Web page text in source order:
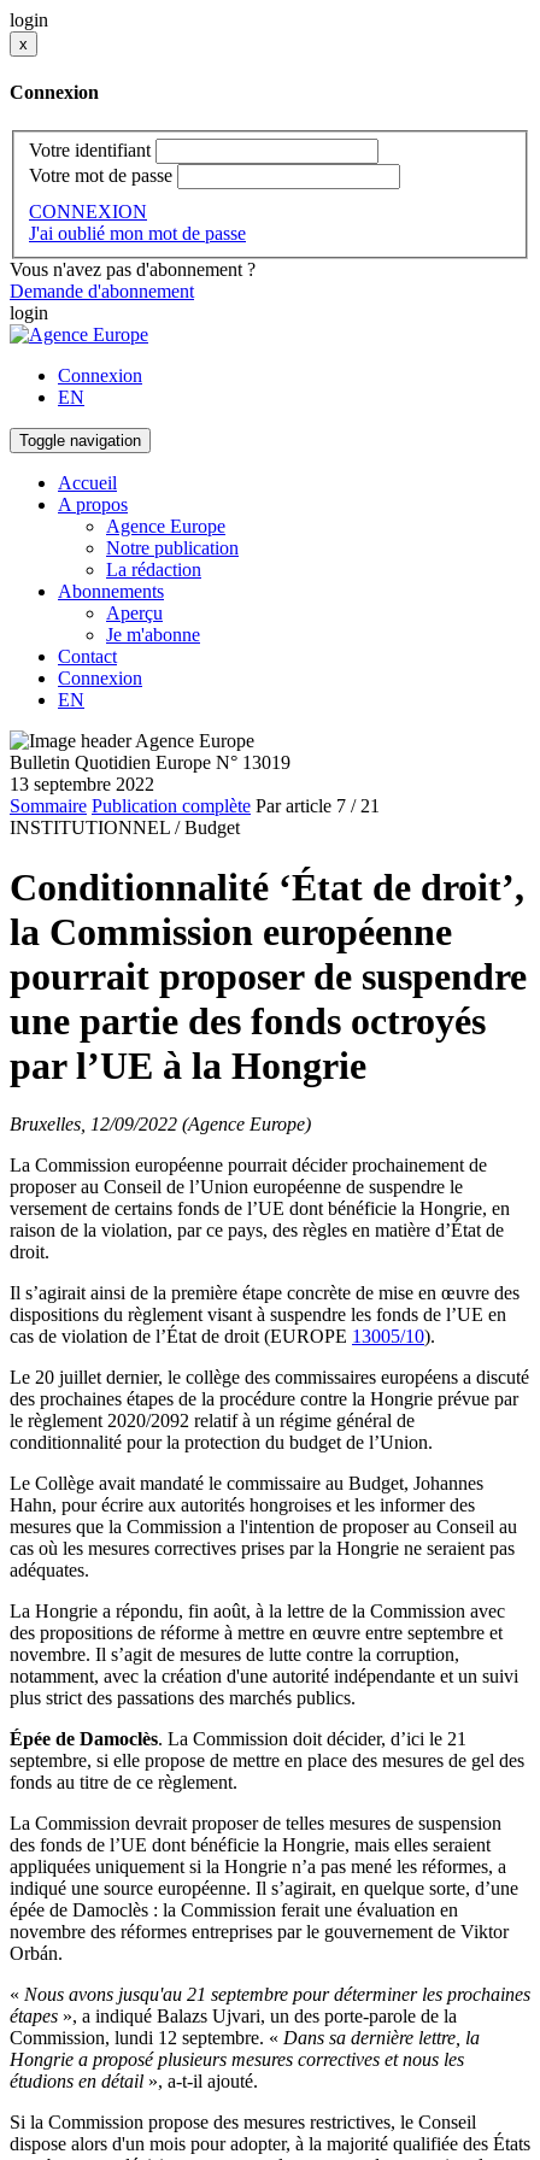
login
x
Connexion
Votre identifiant
Votre mot de passe
CONNEXION
J'ai oublié mon mot de passe
Vous n'avez pas d'abonnement ?
Demande d'abonnement
login
Connexion
EN
Toggle navigation
Accueil
A propos
Agence Europe
Notre publication
La rédaction
Abonnements
Aperçu
Je m'abonne
Contact
Connexion
EN
Bulletin Quotidien Europe N° 13019
13 septembre 2022
Sommaire Publication complète Par article 7 / 21
INSTITUTIONNEL / Budget
Conditionnalité ‘État de droit’,
la Commission européenne
pourrait proposer de suspendre
une partie des fonds octroyés
par l’UE à la Hongrie
Bruxelles, 12/09/2022 (Agence Europe)
La Commission européenne pourrait décider prochainement de
proposer au Conseil de l’Union européenne de suspendre le
versement de certains fonds de l’UE dont bénéficie la Hongrie, en
raison de la violation, par ce pays, des règles en matière d’État de
droit.
Il s’agirait ainsi de la première étape concrète de mise en œuvre des
dispositions du règlement visant à suspendre les fonds de l’UE en
cas de violation de l’État de droit (EUROPE 13005/10).
Le 20 juillet dernier, le collège des commissaires européens a discuté
des prochaines étapes de la procédure contre la Hongrie prévue par
le règlement 2020/2092 relatif à un régime général de
conditionnalité pour la protection du budget de l’Union.
Le Collège avait mandaté le commissaire au Budget, Johannes
Hahn, pour écrire aux autorités hongroises et les informer des
mesures que la Commission a l'intention de proposer au Conseil au
cas où les mesures correctives prises par la Hongrie ne seraient pas
adéquates.
La Hongrie a répondu, fin août, à la lettre de la Commission avec
des propositions de réforme à mettre en œuvre entre septembre et
novembre. Il s’agit de mesures de lutte contre la corruption,
notamment, avec la création d'une autorité indépendante et un suivi
plus strict des passations des marchés publics.
Épée de Damoclès. La Commission doit décider, d’ici le 21
septembre, si elle propose de mettre en place des mesures de gel des
fonds au titre de ce règlement.
La Commission devrait proposer de telles mesures de suspension
des fonds de l’UE dont bénéficie la Hongrie, mais elles seraient
appliquées uniquement si la Hongrie n’a pas mené les réformes, a
indiqué une source européenne. Il s’agirait, en quelque sorte, d’une
épée de Damoclès : la Commission ferait une évaluation en
novembre des réformes entreprises par le gouvernement de Viktor
Orbán.
« Nous avons jusqu'au 21 septembre pour déterminer les prochaines
étapes », a indiqué Balazs Ujvari, un des porte-parole de la
Commission, lundi 12 septembre. « Dans sa dernière lettre, la
Hongrie a proposé plusieurs mesures correctives et nous les
étudions en détail », a-t-il ajouté.
Si la Commission propose des mesures restrictives, le Conseil
dispose alors d'un mois pour adopter, à la majorité qualifiée des États